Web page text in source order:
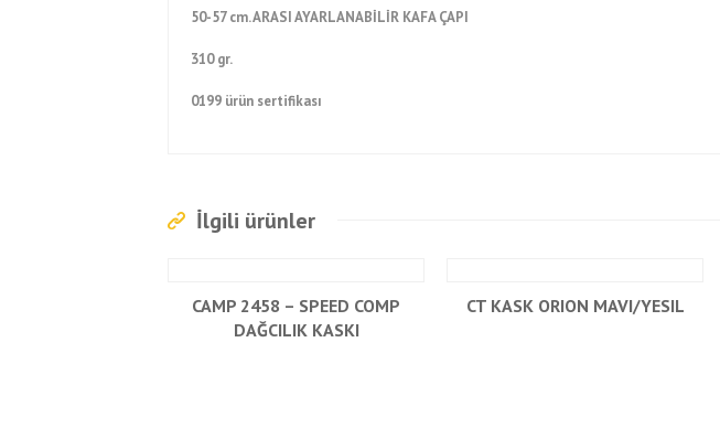
50-57 cm. ARASI AYARLANABİLİR KAFA ÇAPI
310 gr.
0199 ürün sertifikası
İlgili ürünler
CAMP 2458 – SPEED COMP
DAĞCILIK KASKI
CT KASK ORION MAVI/YESIL